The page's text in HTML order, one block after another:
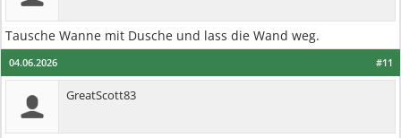
Tausche Wanne mit Dusche und lass die Wand weg.
#11
04.06.2026
GreatScott83